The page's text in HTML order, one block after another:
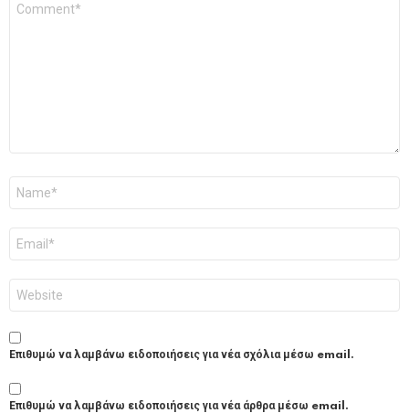
Επιθυμώ να λαμβάνω ειδοποιήσεις για νέα σχόλια μέσω email.
Επιθυμώ να λαμβάνω ειδοποιήσεις για νέα άρθρα μέσω email.